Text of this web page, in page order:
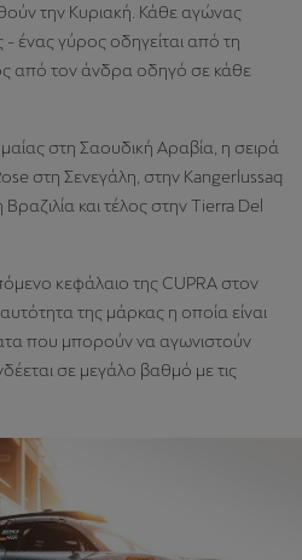
την Κυριακή. Κάθε αγώνας
ένας γύρος οδηγείται από τη
από τον άνδρα οδηγό σε κάθε
στη Σαουδική Αραβία, η σειρά
στη Σενεγάλη, στην Kangerlussaq
και τέλος στην Tierra Del
κεφάλαιο της CUPRA στον
της μάρκας η οποία είναι
που μπορούν να αγωνιστούν
σε μεγάλο βαθμό με τις